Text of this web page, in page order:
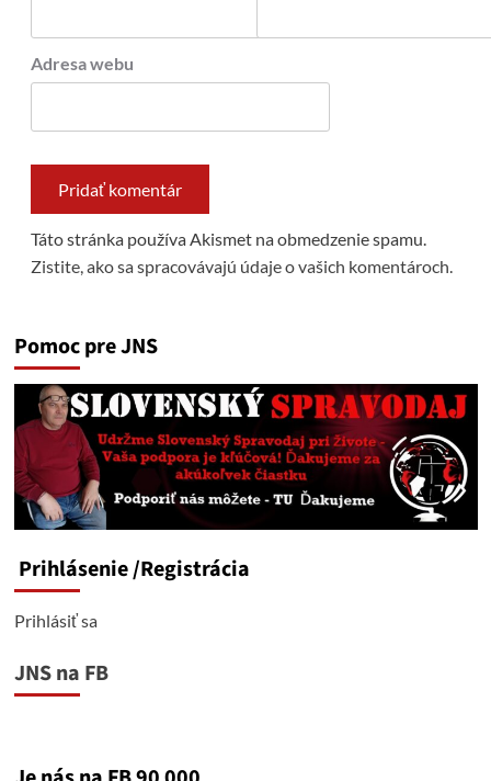
Adresa webu
Táto stránka používa Akismet na obmedzenie spamu.
Zistite, ako sa spracovávajú údaje o vašich komentároch.
Pomoc pre JNS
Prihlásenie/Registrácia
Prihlásiť sa
JNS na FB